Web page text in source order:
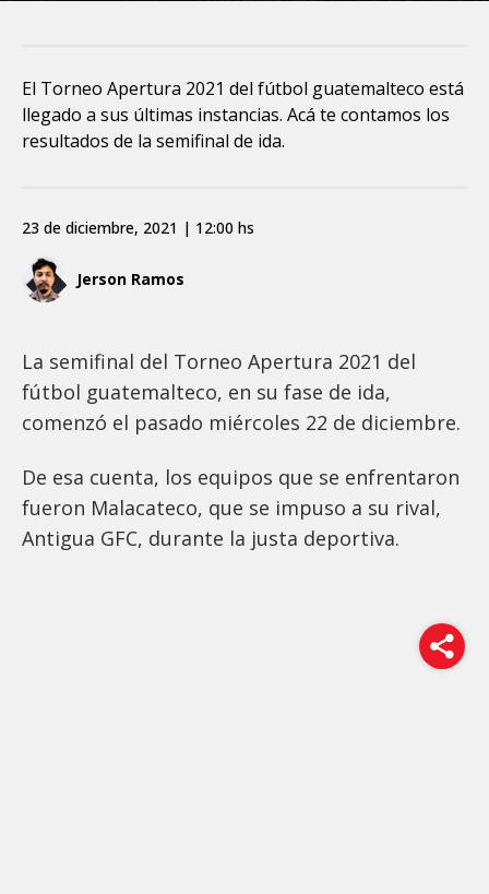
El Torneo Apertura 2021 del fútbol guatemalteco está
llegado a sus últimas instancias. Acá te contamos los
resultados de la semifinal de ida.
Jerson Ramos
23 de diciembre, 2021 | 12:00 hs
La semifinal del Torneo Apertura 2021 del
fútbol guatemalteco, en su fase de ida,
comenzó el pasado miércoles 22 de diciembre.
De esa cuenta, los equipos que se enfrentaron
fueron Malacateco, que se impuso a su rival,
Antigua GFC, durante la justa deportiva.